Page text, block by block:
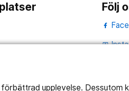
upplevelse. Dessutom
Följ
portrait